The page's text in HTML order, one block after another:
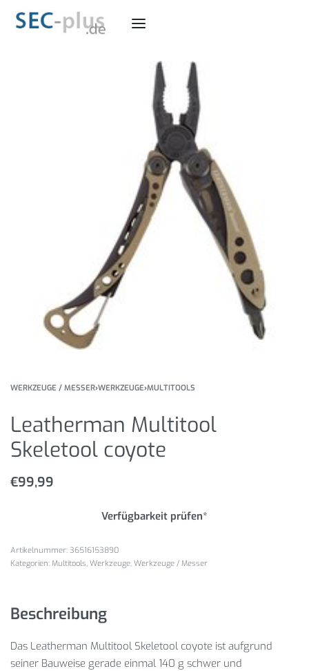
WERKZEUGE / MESSER›WERKZEUGE›MULTITOOLS
Leatherman Multitool
Skeletool coyote
€99,99
Verfügbarkeit prüfen*
36516153890
Kategorien: Multitools, Werkzeuge, Werkzeuge / Messer
Beschreibung
Das Leatherman Multitool Skeletool coyote ist aufgrund
seiner Bauweise gerade einmal 140 g schwer und